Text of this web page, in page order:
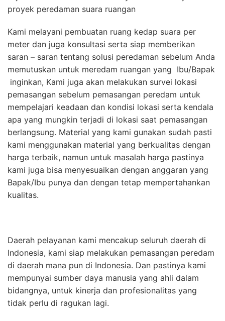
proyek peredaman suara ruangan
Kami melayani pembuatan ruang kedap suara per
meter dan juga konsultasi serta siap memberikan
saran – saran tentang solusi peredaman sebelum Anda
memutuskan untuk meredam ruangan yang Ibu/Bapak
inginkan, Kami juga akan melakukan survei lokasi
pemasangan sebelum pemasangan peredam untuk
mempelajari keadaan dan kondisi lokasi serta kendala
apa yang mungkin terjadi di lokasi saat pemasangan
berlangsung. Material yang kami gunakan sudah pasti
kami menggunakan material yang berkualitas dengan
harga terbaik, namun untuk masalah harga pastinya
kami juga bisa menyesuaikan dengan anggaran yang
Bapak/Ibu punya dan dengan tetap mempertahankan
kualitas.
Daerah pelayanan kami mencakup seluruh daerah di
Indonesia, kami siap melakukan pemasangan peredam
di daerah mana pun di Indonesia. Dan pastinya kami
mempunyai sumber daya manusia yang ahli dalam
bidangnya, untuk kinerja dan profesionalitas yang
tidak perlu di ragukan lagi.